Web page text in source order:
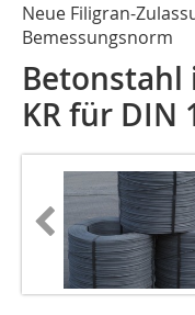
Neue Filigran-
Bemessungsnorm
Betonstahl
KR für DIN